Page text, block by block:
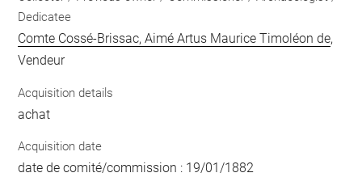
Dedicatee
Comte Cossé-Brissac, Aimé Artus Maurice Timoléon de,
Vendeur
Acquisition details
achat
Acquisition date
date de comité/commission : 19/01/1882